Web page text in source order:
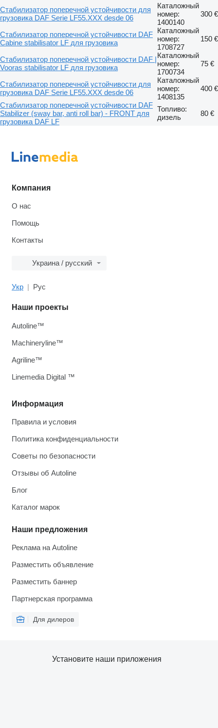
Стабилизатор поперечной устойчивости для
грузовика DAF Serie LF55.XXX desde 06
Каталожный
номер:
1400140
300 €
Стабилизатор поперечной устойчивости DAF
Cabine stabilisator LF для грузовика
Каталожный
номер:
1708727
150 €
Стабилизатор поперечной устойчивости DAF |
Vooras stabilisator LF для грузовика
Каталожный
номер:
1700734
75 €
Стабилизатор поперечной устойчивости для
грузовика DAF Serie LF55.XXX desde 06
Каталожный
номер:
1408135
400 €
Стабилизатор поперечной устойчивости DAF
Stabilizer (sway bar, anti roll bar) - FRONT для
грузовика DAF LF
Топливо:
дизель
80 €
Компания
О нас
Помощь
Контакты
Украина / русский
Укр Рус
Информация
Правила и условия
Политика конфиденциальности
Советы по безопасности
Отзывы об Autoline
Блог
Каталог марок
Наши предложения
Реклама на Autoline
Разместить объявление
Разместить баннер
Партнерская программа
Для дилеров
Наши проекты
Autoline™
Machineryline™
Agriline™
Linemedia Digital ™
Установите наши приложения